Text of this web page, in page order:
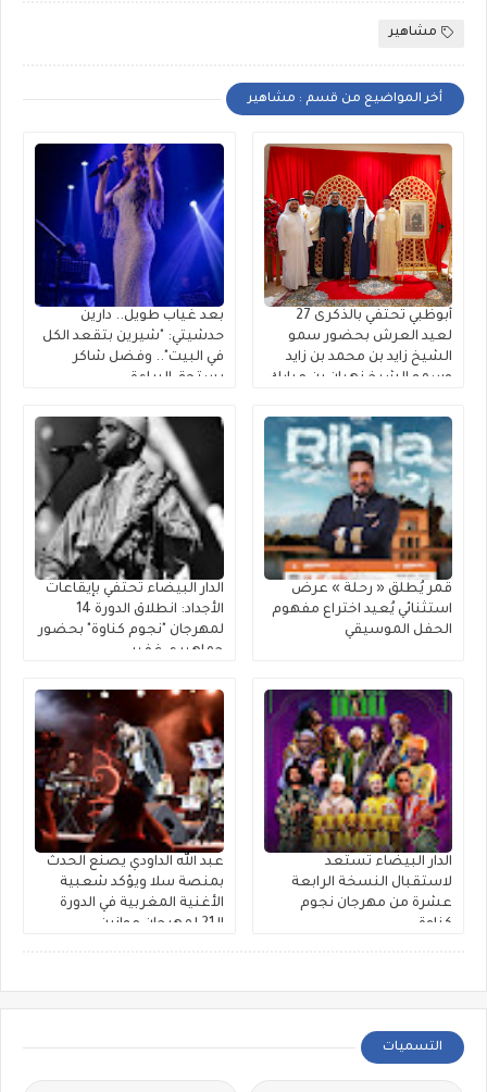
مشاهير
أخر المواضيع من قسم : مشاهير
أبوظبي تحتفي بالذكرى 27
لعيد العرش بحضور سمو
الشيخ زايد بن محمد بن زايد
وسمو الشيخ نهيان بن مبارك
بعد غياب طويل.. دارين
حدشيتي: "شيرين بتقعد الكل
في البيت".. وفضل شاكر
يستحق البراءة
قمر يُطلق « رحلة » عرضٌ
استثنائي يُعيد اختراع مفهوم
الحفل الموسيقي
الدار البيضاء تحتفي بإيقاعات
الأجداد: انطلاق الدورة 14
لمهرجان "نجوم كناوة" بحضور
جماهيري غفير
الدار البيضاء تستعد
لاستقبال النسخة الرابعة
عشرة من مهرجان نجوم
كناوة
عبد الله الداودي يصنع الحدث
بمنصة سلا ويؤكد شعبية
الأغنية المغربية في الدورة
الـ21 لمهرجان موازين
التسميات